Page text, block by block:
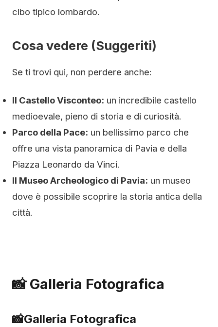
cibo tipico lombardo.
Cosa vedere (Suggeriti)
Se ti trovi qui, non perdere anche:
Il Castello Visconteo: un incredibile castello
medioevale, pieno di storia e di curiosità.
Parco della Pace: un bellissimo parco che
offre una vista panoramica di Pavia e della
Piazza Leonardo da Vinci.
Il Museo Archeologico di Pavia: un museo
dove è possibile scoprire la storia antica della
città.
📸 Galleria Fotografica
📸Galleria Fotografica